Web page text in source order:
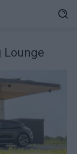
Lounge